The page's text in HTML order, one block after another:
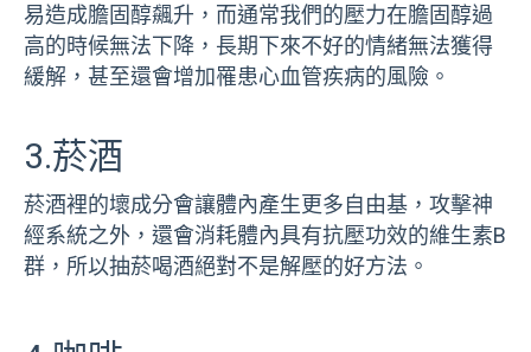
易造成膽固醇飆升，而通常我們的壓力在膽固醇過
高的時候無法下降，長期下來不好的情緒無法獲得
緩解，甚至還會增加罹患心血管疾病的風險。
3.菸酒
菸酒裡的壞成分會讓體內產生更多自由基，攻擊神
經系統之外，還會消耗體內具有抗壓功效的維生素B
群，所以抽菸喝酒絕對不是解壓的好方法。